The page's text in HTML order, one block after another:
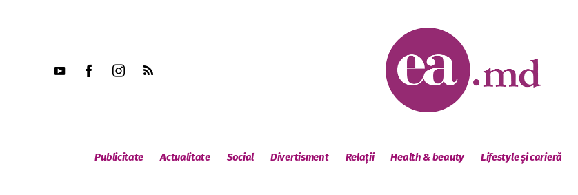
Publicitate Actualitate Social Divertisment Relații Health & beauty Lifestyle și carieră